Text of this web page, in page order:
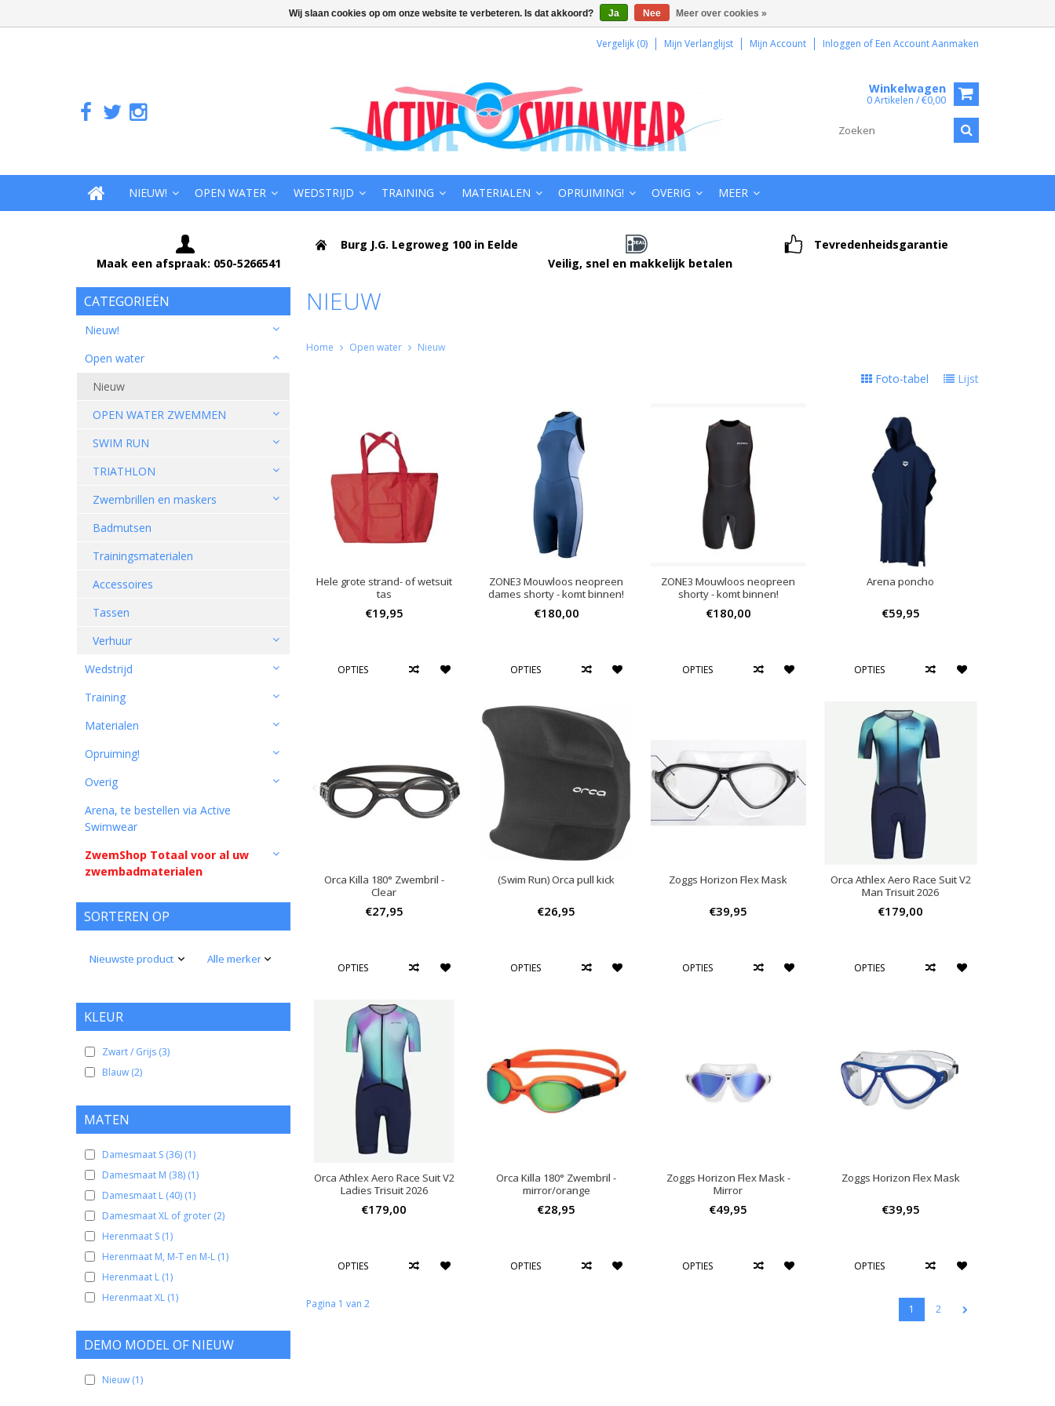
Vergelijk (0) Mijn Verlanglijst Mijn Account Inloggen of Een Account Aanmaken
Winkelwagen
0 Artikelen / €0,00
NIEUW! OPEN WATER WEDSTRIJD TRAINING MATERIALEN OPRUIMING! OVERIG MEER
Maak een afspraak: 050-5266541
Burg J.G. Legroweg 100 in Eelde
Veilig, snel en makkelijk betalen
Tevredenheidsgarantie
CATEGORIEËN
Nieuw!
Open water
Nieuw
OPEN WATER ZWEMMEN
SWIM RUN
TRIATHLON
Zwembrillen en maskers
Badmutsen
Trainingsmaterialen
Accessoires
Tassen
Verhuur
Wedstrijd
Training
Materialen
Opruiming!
Overig
Arena, te bestellen via Active
Swimwear
ZwemShop Totaal voor al uw
zwembadmaterialen
SORTEREN OP
KLEUR
Zwart / Grijs (3)
Blauw (2)
MATEN
Damesmaat S (36) (1)
Damesmaat M (38) (1)
Damesmaat L (40) (1)
Damesmaat XL of groter (2)
Herenmaat S (1)
Herenmaat M, M-T en M-L (1)
Herenmaat L (1)
Herenmaat XL (1)
DEMO MODEL OF NIEUW
Nieuw (1)
NIEUW
Home Open water Nieuw
Foto-tabel Lijst
Hele grote strand- of wetsuit
tas
€19,95
OPTIES
ZONE3 Mouwloos neopreen
dames shorty - komt binnen!
€180,00
OPTIES
ZONE3 Mouwloos neopreen
shorty - komt binnen!
€180,00
OPTIES
Arena poncho
€59,95
OPTIES
Orca Killa 180° Zwembril -
Clear
€27,95
OPTIES
(Swim Run) Orca pull kick
€26,95
OPTIES
Zoggs Horizon Flex Mask
€39,95
OPTIES
Orca Athlex Aero Race Suit V2
Man Trisuit 2026
€179,00
OPTIES
Orca Athlex Aero Race Suit V2
Ladies Trisuit 2026
€179,00
OPTIES
Orca Killa 180° Zwembril -
mirror/orange
€28,95
OPTIES
Zoggs Horizon Flex Mask -
Mirror
€49,95
OPTIES
Zoggs Horizon Flex Mask
€39,95
OPTIES
Pagina 1 van 2 1 2
Wij slaan cookies op om onze website te verbeteren. Is dat akkoord? Ja Nee Meer over cookies »